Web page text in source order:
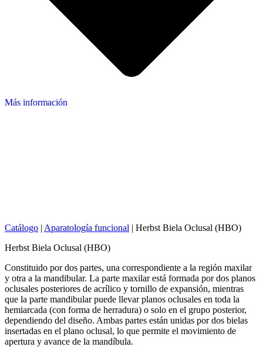
Más información
Catálogo | Aparatología funcional | Herbst Biela Oclusal (HBO)
Herbst Biela Oclusal (HBO)
Constituido por dos partes, una correspondiente a la región maxilar
y otra a la mandibular. La parte maxilar está formada por dos planos
oclusales posteriores de acrílico y tornillo de expansión, mientras
que la parte mandibular puede llevar planos oclusales en toda la
hemiarcada (con forma de herradura) o solo en el grupo posterior,
dependiendo del diseño. Ambas partes están unidas por dos bielas
insertadas en el plano oclusal, lo que permite el movimiento de
apertura y avance de la mandíbula.